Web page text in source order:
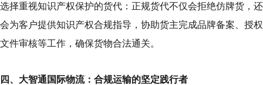
选择重视知识产权保护的货代：正规货代不仅会拒绝仿牌货，还
会为客户提供知识产权合规指导，协助货主完成品牌备案、授权
文件审核等工作，确保货物合法通关。
四、大智通国际物流：合规运输的坚定践行者